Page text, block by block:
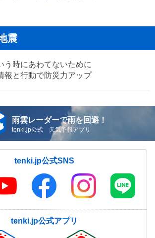
震
う時にあわてないために
報と行動で防災力アップ
雨雲レーダーで雨を回避！
tenki.jp公式 天気予報アプリ
tenki.jp公式SNS
tenki.jp公式アプリ